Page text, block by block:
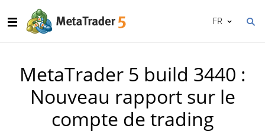
FR
MetaTrader 5 build 3440 :
Nouveau rapport sur le
compte de trading